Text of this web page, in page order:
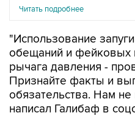
Читать подробнее
"Использование
обещаний и фейковых
рычага давления -
Признайте факты и
обязательства. Нам
написал Галибаф в